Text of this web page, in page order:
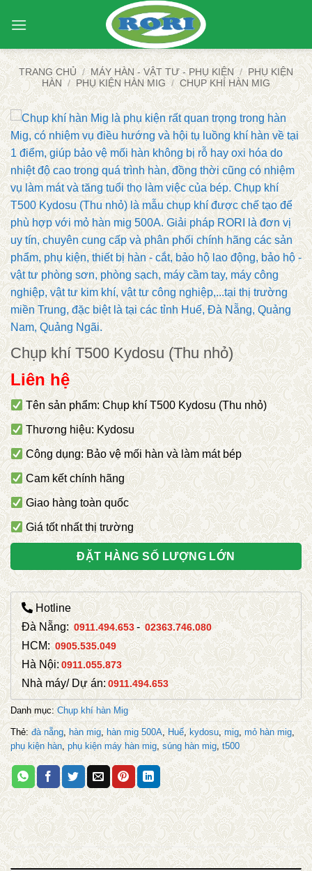
qua
dung
TRANG CHỦ / MÁY HÀN - VẬT TƯ - PHỤ KIỆN / PHỤ KIỆN
HÀN / PHỤ KIỆN HÀN MIG / CHỤP KHÍ HÀN MIG
Chụp khí T500 Kydosu (Thu nhỏ)
Liên hệ
Tên sản phẩm: Chụp khí T500 Kydosu (Thu nhỏ)
Thương hiệu: Kydosu
Công dụng: Bảo vệ mối hàn và làm mát bép
Cam kết chính hãng
Giao hàng toàn quốc
Giá tốt nhất thị trường
ĐẶT HÀNG SỐ LƯỢNG LỚN
Hotline
Đà Nẵng:0911.494.653-02363.746.080
HCM:0905.535.049
Hà Nội:0911.055.873
Nhà máy/ Dự án: 0911.494.653
Danh mục:Chụp khí hàn Mig
Thẻ:đà nẵng,hàn mig,hàn mig 500A,Huế,kydosu,mig,mỏ hàn mig,
phụ kiện hàn,phụ kiện máy hàn mig, súng hàn mig,t500